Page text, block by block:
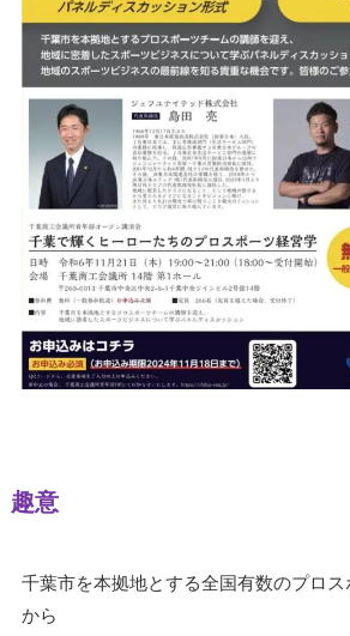
趣意
千葉市を本拠地とする全国有数のプロス
から